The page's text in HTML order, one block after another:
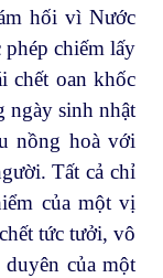
hối vì Nước
phép chiếm lấy
chết oan khốc
ngày sinh nhật
nồng hoà với
Tất cả chỉ
của một vị
tức tưởi, vô
của một